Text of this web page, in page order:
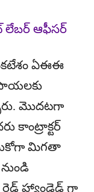
లేబర్ ఆఫీసర్
ఏఈఈ
మొదటగా
కాంట్రాక్టర్
మిగతా
రెడ్ హ్యాండెడ్ గా